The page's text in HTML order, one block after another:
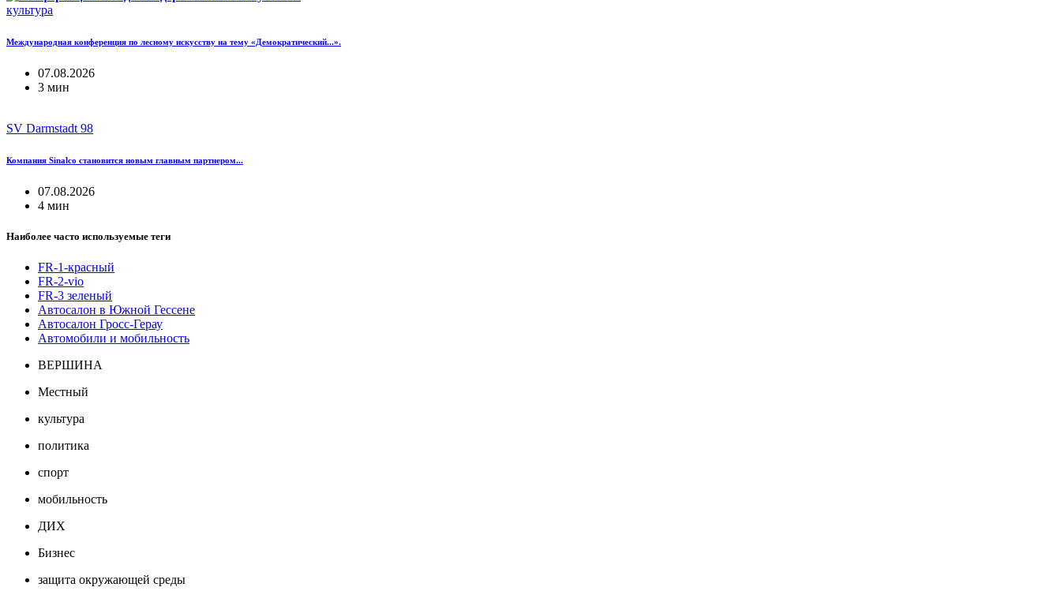
культура
Международная конференция по лесному искусству на тему «Демократический...».
07.08.2026
3 мин
SV Darmstadt 98
Компания Sinalco становится новым главным партнером...
07.08.2026
4 мин
Наиболее часто используемые теги
FR-1-красный
FR-2-vio
FR-3 зеленый
Автосалон в Южной Гессене
Автосалон Гросс-Герау
Автомобили и мобильность
ВЕРШИНА
Местный
культура
политика
спорт
мобильность
ДИХ
Бизнес
защита окружающей среды